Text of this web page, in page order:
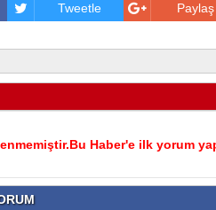
Tweetle Paylaş
Haber'e ilk yorum